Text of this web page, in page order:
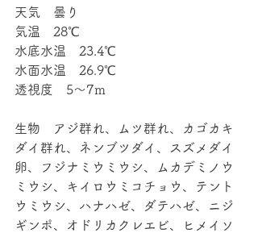
天気　曇り
気温　28℃
水底水温　23.4℃
水面水温　26.9℃
透視度　5～7ｍ
生物　アジ群れ、ムツ群れ、カゴカキ
ダイ群れ、ネンブツダイ、スズメダイ
卵、フジナミウミウシ、ムカデミノウ
ミウシ、キイロウミコチョウ、テント
ウミウシ、ハナハゼ、ダテハゼ、ニジ
ギンポ、オドリカクレエビ、ヒメイソ